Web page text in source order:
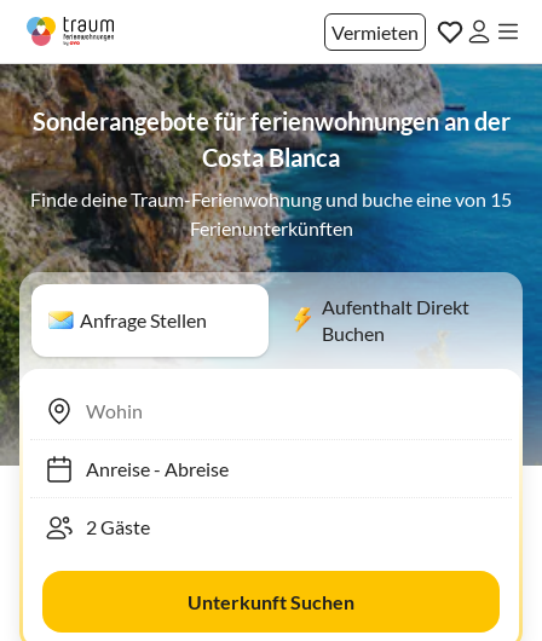
Vermieten
Sonderangebote für ferienwohnungen an der
Costa Blanca
Finde deine Traum-Ferienwohnung und buche eine von 15
Ferienunterkünften
Anfrage Stellen
Aufenthalt Direkt
Buchen
Anreise- Abreise
Unterkunft Suchen